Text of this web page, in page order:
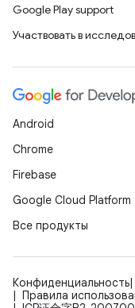
Google Play support
Участвовать в
Android
Chrome
Firebase
Google Cloud Platform
Все продукты
Конфиденциальность
Правила